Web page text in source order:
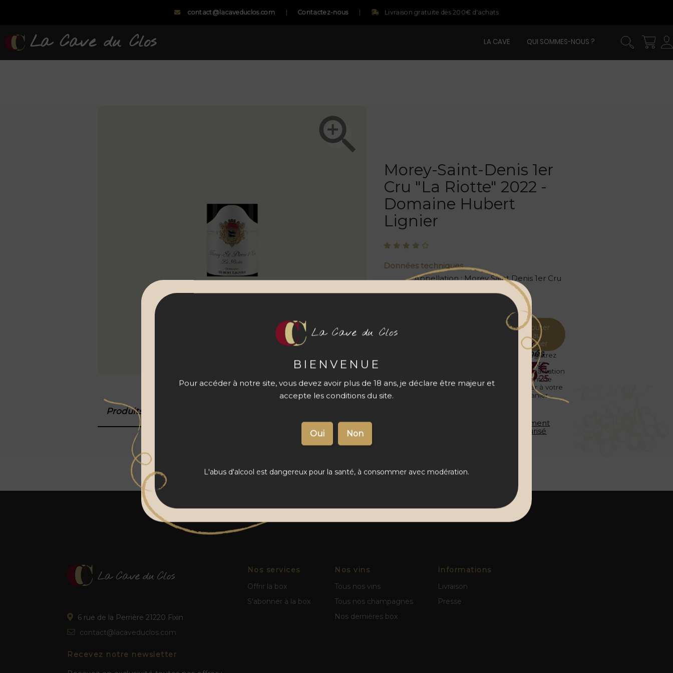
contact@lacaveduclos.com Contactez-nous Livraison gratuite dès 200€ d'achats
La Cave du Clos LA CAVE QUI SOMMES-NOUS ?

Morey-Saint-Denis 1er
Cru "La Riotte" 2022 -
Domaine Hubert
Lignier
Données techniques
Appellation:Morey Saint Denis 1er Cru
Bouteille (75cl)
Prix
abonnés
123€
25
Ajouter
au
panier
Enregistrez
votre
personnalisation
avant de
l'ajouter à votre
panier
Paiement
sécurisé
Produits associés
6 rue de la Perrière 21220 Fixin
contact@lacaveduclos.com
Nos services
Offrir la box
S'abonner à la box
Nos vins
Tous nos vins
Tous nos champagnes
Nos dernières box
Informations
Livraison
Presse
Recevez notre newsletter
La Cave du Clos
BIENVENUE
Pour accéder à notre site, vous devez avoir plus de 18 ans, je déclare être majeur et
accepte les conditions du site.
L'abus d'alcool est dangereux pour la santé, à consommer avec modération.